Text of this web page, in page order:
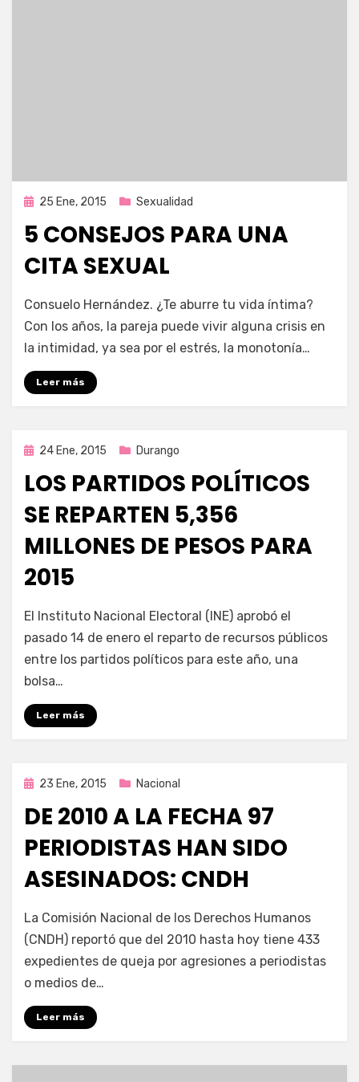
Publicada
25 Ene, 2015 Sexualidad
5 CONSEJOS PARA UNA
CITA SEXUAL
Enrique
Consuelo Hernández. ¿Te aburre tu vida íntima?
Con los años, la pareja puede vivir alguna crisis en
la intimidad, ya sea por el estrés, la monotonía…
Leer más
Publicada
24 Ene, 2015 Durango
LOS PARTIDOS POLÍTICOS
SE REPARTEN 5,356
MILLONES DE PESOS PARA
2015
por Enrique
El Instituto Nacional Electoral (INE) aprobó el
pasado 14 de enero el reparto de recursos públicos
entre los partidos políticos para este año, una
bolsa…
Leer más
Publicada
23 Ene, 2015 Nacional
DE 2010 A LA FECHA 97
PERIODISTAS HAN SIDO
ASESINADOS: CNDH
por Enrique
La Comisión Nacional de los Derechos Humanos
(CNDH) reportó que del 2010 hasta hoy tiene 433
expedientes de queja por agresiones a periodistas
o medios de…
Leer más